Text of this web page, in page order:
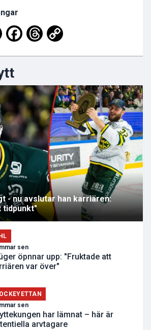
- nu avslutar han karriären:
tidpunkt"
sen
öpnnar upp: "Fruktade att
var över"
sen
har lämnat – här är
arvtagare